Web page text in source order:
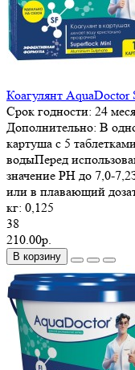
Коагулянт
Срок годности: 24
Дополнительно: В
картуша с 5
водыПеред
значение PH до 7,0-
или в плавающий
кг: 0,125
38
210.00р.
В корзину